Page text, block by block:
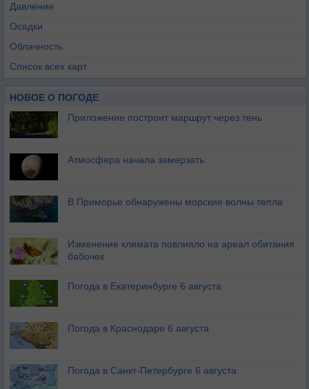
Давление
Осадки
Облачность
Список всех карт
НОВОЕ О ПОГОДЕ
Приложение построит маршрут через тень
Атмосфера начала замерзать
В Приморье обнаружены морские волны тепла
Изменение климата повлияло на ареал обитания
бабочек
Погода в Екатеринбурге 6 августа
Погода в Краснодаре 6 августа
Погода в Санкт-Петербурге 6 августа